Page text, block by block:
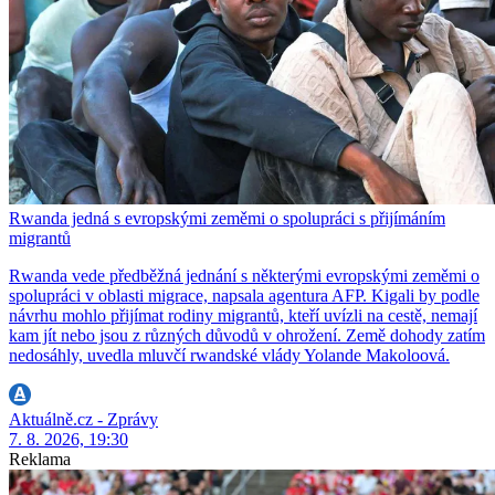
Rwanda jedná s evropskými zeměmi o spolupráci s přijímáním
migrantů
Rwanda vede předběžná jednání s některými evropskými zeměmi o
spolupráci v oblasti migrace, napsala agentura AFP. Kigali by podle
návrhu mohlo přijímat rodiny migrantů, kteří uvízli na cestě, nemají
kam jít nebo jsou z různých důvodů v ohrožení. Země dohody zatím
nedosáhly, uvedla mluvčí rwandské vlády Yolande Makoloová.
Aktuálně.cz - Zprávy
7. 8. 2026, 19:30
Reklama